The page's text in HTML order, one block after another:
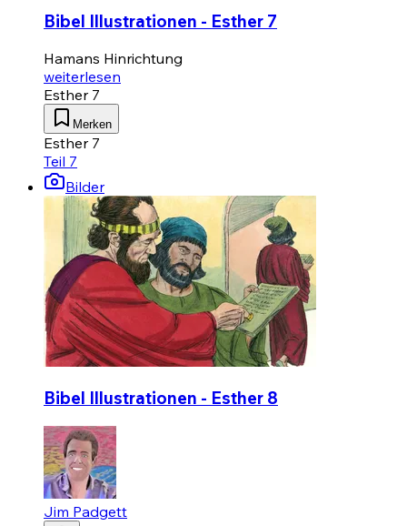
Bibel Illustrationen - Esther 7
Hamans Hinrichtung
weiterlesen
Esther 7
Merken
Esther 7
Teil 7
Bilder
Bibel Illustrationen - Esther 8
Jim Padgett